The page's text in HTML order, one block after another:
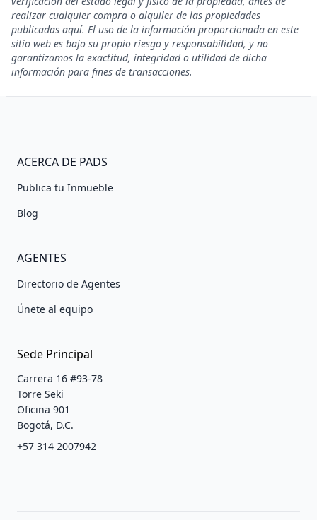
realizar cualquier compra o alquiler de las propiedades
publicadas aquí. El uso de la información proporcionada en este
sitio web es bajo su propio riesgo y responsabilidad, y no
garantizamos la exactitud, integridad o utilidad de dicha
información para fines de transacciones.
ACERCA DE PADS
Publica tu Inmueble
Blog
AGENTES
Directorio de Agentes
Únete al equipo
Sede Principal
Carrera 16 #93-78
Torre Seki
Oficina 901
Bogotá, D.C.
+57 314 2007942